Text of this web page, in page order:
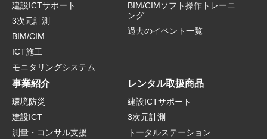
建設ICTサポート
3次元計測
BIM/CIM
ICT施工
モニタリングシステム
BIM/CIMソフト操作トレーニ
ング
過去のイベント一覧
事業紹介
環境防災
建設ICT
測量・コンサル支援
レンタル取扱商品
建設ICTサポート
3次元計測
トータルステーション